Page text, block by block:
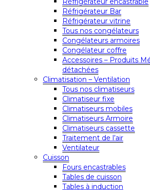
Réfrigérateur Bar
Réfrigérateur vitrine
Tous nos congélateurs
Congélateurs armoires
Congélateur coffre
Accessoires – Produits
détachées
Climatisation – Ventilation
Tous nos climatiseurs
Climatiseur fixe
Climatiseurs mobiles
Climatiseurs Armoire
Climatiseurs cassette
Traitement de l’air
Ventilateur
Cuisson
Fours encastrables
Tables de cuisson
Tables à induction